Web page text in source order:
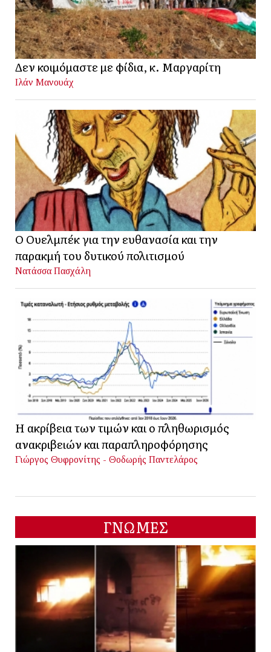
Δεν κοιμόμαστε με φίδια, κ. Μαργαρίτη
Ιλάν Μανουάχ
Ο Ουελμπέκ για την ευθανασία και την
παρακμή του δυτικού πολιτισμού
Νατάσσα Πασχάλη
Η ακρίβεια των τιμών και ο πληθωρισμός
ανακριβειών και παραπληροφόρησης
Γιώργος Θυφρονίτης - Θοδωρής Παντελάρος
ΓΝΩΜΕΣ